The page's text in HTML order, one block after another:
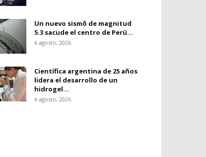
Un nuevo sismõ de magnitud
5.3 sacude el centro de Perú...
6 agosto, 2026
Científica argentina de 25 años
lidera el desarrollo de un
hidrogel...
6 agosto, 2026